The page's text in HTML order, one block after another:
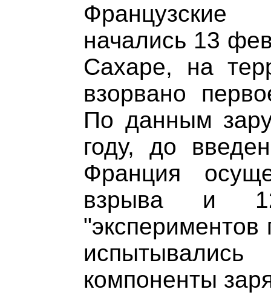
Французские
начались 13
Сахаре, на
взорвано
По данным
году, до
Франция
взрыва и
"экспериментов
компоненты